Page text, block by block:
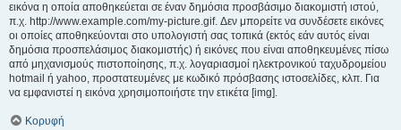
εικόνα η οποία αποθηκεύεται σε έναν δημόσια προσβάσιμο διακομιστή ιστού,
π.χ. http://www.example.com/my-picture.gif. Δεν μπορείτε να συνδέσετε εικόνες
οι οποίες αποθηκεύονται στο υπολογιστή σας τοπικά (εκτός εάν αυτός είναι
δημόσια προσπελάσιμος διακομιστής) ή εικόνες που είναι αποθηκευμένες πίσω
από μηχανισμούς πιστοποίησης, π.χ. λογαριασμοί ηλεκτρονικού ταχυδρομείου
hotmail ή yahoo, προστατευμένες με κωδικό πρόσβασης ιστοσελίδες, κλπ. Για
να εμφανιστεί η εικόνα χρησιμοποιήστε την ετικέτα [img].
Κορυφή